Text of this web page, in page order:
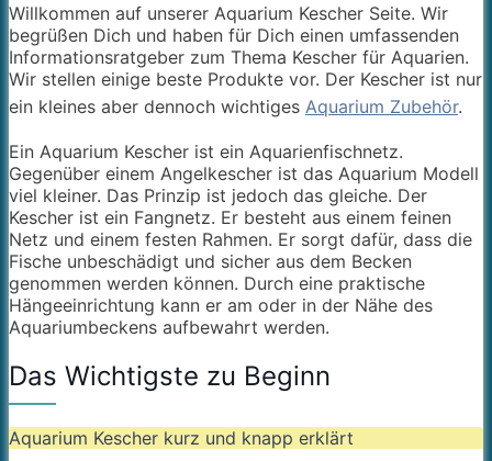
Willkommen auf unserer Aquarium Kescher Seite. Wir
begrüßen Dich und haben für Dich einen umfassenden
Informationsratgeber zum Thema Kescher für Aquarien.
Wir stellen einige beste Produkte vor. Der Kescher ist nur
ein kleines aber dennoch wichtiges Aquarium Zubehör.
Ein Aquarium Kescher ist ein Aquarienfischnetz.
Gegenüber einem Angelkescher ist das Aquarium Modell
viel kleiner. Das Prinzip ist jedoch das gleiche. Der
Kescher ist ein Fangnetz. Er besteht aus einem feinen
Netz und einem festen Rahmen. Er sorgt dafür, dass die
Fische unbeschädigt und sicher aus dem Becken
genommen werden können. Durch eine praktische
Hängeeinrichtung kann er am oder in der Nähe des
Aquariumbeckens aufbewahrt werden.
Das Wichtigste zu Beginn
Aquarium Kescher kurz und knapp erklärt